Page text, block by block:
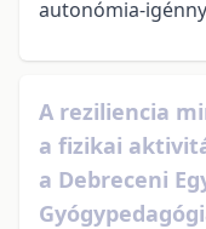
autonómia-
A reziliencia
a fizikai
a Debreceni